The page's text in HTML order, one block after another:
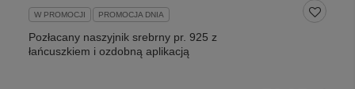
W PROMOCJI PROMOCJA DNIA
Pozłacany naszyjnik srebrny pr. 925 z
łańcuszkiem i ozdobną aplikacją